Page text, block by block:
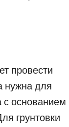
провести
нужна для
с основанием
грунтовки